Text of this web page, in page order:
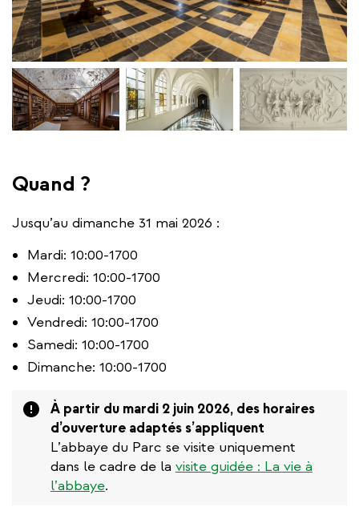
Quand ?
Jusqu’au dimanche 31 mai 2026 :
Mardi: 10:00-1700
Mercredi: 10:00-1700
Jeudi: 10:00-1700
Vendredi: 10:00-1700
Samedi: 10:00-1700
Dimanche: 10:00-1700
Attention
À partir du mardi 2 juin 2026, des horaires
d’ouverture adaptés s’appliquent
L’abbaye du Parc se visite uniquement
dans le cadre de la visite guidée : La vie à
l’abbaye.